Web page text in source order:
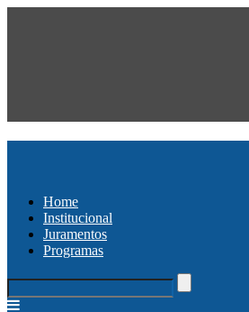
Home
Institucional
Juramentos
Programas